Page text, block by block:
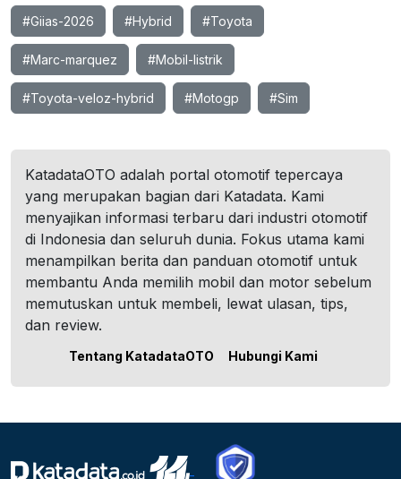
#Giias-2026 #Hybrid #Toyota
#Marc-marquez #Mobil-listrik
#Toyota-veloz-hybrid #Motogp #Sim
KatadataOTO adalah portal otomotif tepercaya
yang merupakan bagian dari Katadata. Kami
menyajikan informasi terbaru dari industri otomotif
di Indonesia dan seluruh dunia. Fokus utama kami
menampilkan berita dan panduan otomotif untuk
membantu Anda memilih mobil dan motor sebelum
memutuskan untuk membeli, lewat ulasan, tips,
dan review.
Tentang KatadataOTO Hubungi Kami